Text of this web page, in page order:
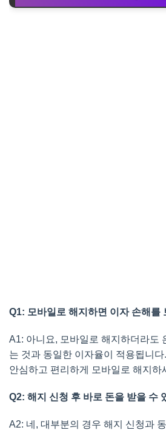
Q1: 모바일로 해지하면 이자 손해를
A1: 아니요, 모바일로 해지하더라도
는 것과 동일한 이자율이 적용됩니다
안심하고 편리하게 모바일로 해지하
Q2: 해지 신청 후 바로 돈을 받을 수
A2: 네, 대부분의 경우 해지 신청과